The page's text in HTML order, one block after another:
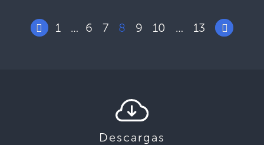
1 … 6 7 8 9 10 … 13
Descargas